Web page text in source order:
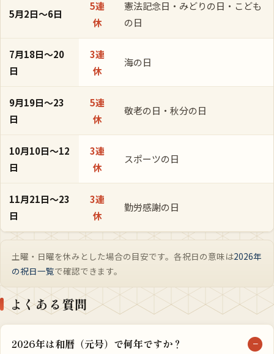
5月2日〜6日
5連
休
憲法記念日・みどりの日・こども
の日
7月18日〜20
日
3連
休
海の日
9月19日〜23
日
5連
休
敬老の日・秋分の日
10月10日〜12
日
3連
休
スポーツの日
11月21日〜23
日
3連
休
勤労感謝の日
土曜・日曜を休みとした場合の目安です。各祝日の意味は2026年
の祝日一覧で確認できます。
よくある質問
2026年は和暦（元号）で何年ですか？